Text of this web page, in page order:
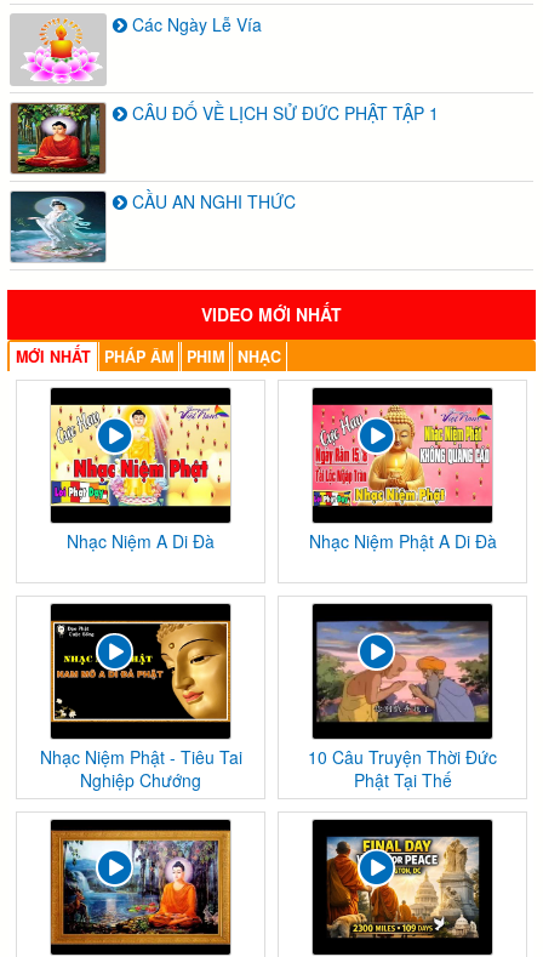
Các Ngày Lễ Vía
CÂU ĐỐ VỀ LỊCH SỬ ĐỨC PHẬT TẬP 1
CẦU AN NGHI THỨC
VIDEO MỚI NHẤT
MỚI NHẤT PHÁP ÂM PHIM NHẠC
Nhạc Niệm A Di Đà Nhạc Niệm Phật A Di Đà
Nhạc Niệm Phật - Tiêu Tai
Nghiệp Chướng
10 Câu Truyện Thời Đức
Phật Tại Thế